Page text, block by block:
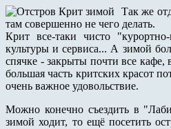
Так же
там совершенно не чего делать.
Крит все-таки чисто
культуры и сервиса... А зимой
спячке - закрыты почти все
большая часть критских красот
очень важное удовольствие.
Можно конечно съездить в
зимой ходит, то ещё посетить